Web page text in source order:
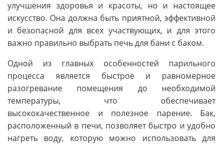
улучшения здоровья и красоты, но и настоящее
искусство. Она должна быть приятной, эффективной
и безопасной для всех участвующих, и для этого
важно правильно выбрать печь для бани с баком.
Одной из главных особенностей парильного
процесса является быстрое и равномерное
разогревание помещения до необходимой
температуры, что обеспечивает
высококачественное и полезное парение. Бак,
расположенный в печи, позволяет быстро и удобно
нагреть воду, которую можно использовать для